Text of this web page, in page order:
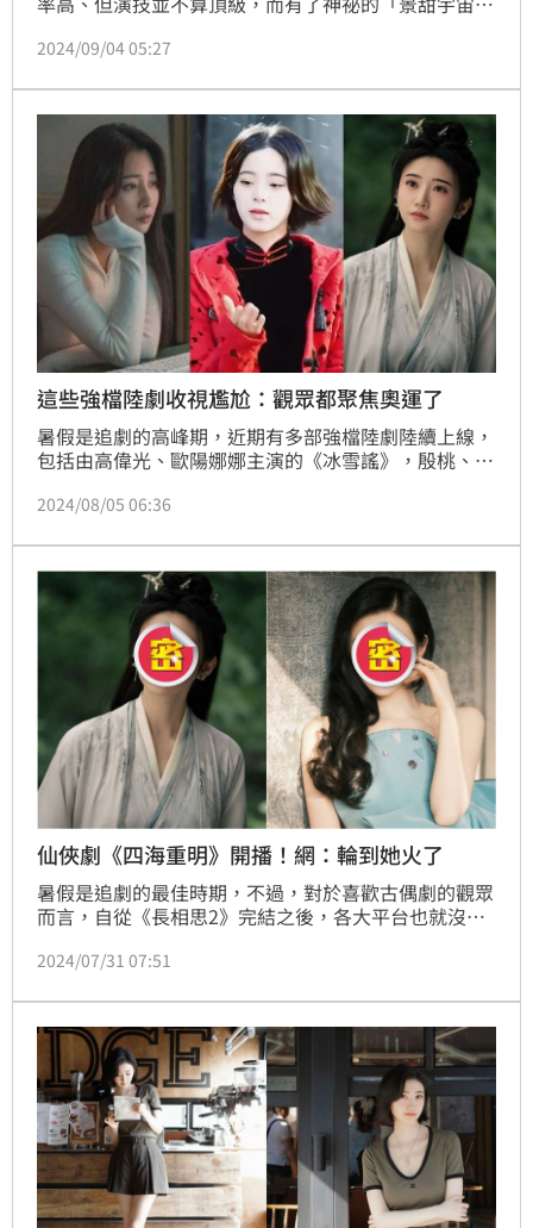
雜誌時擺排場以及遲到等行為。
2024/09/04 05:27
這些強檔陸劇收視尷尬：觀眾都聚焦奧運了
暑假是追劇的高峰期，近期有多部強檔陸劇陸續上線，
包括由高偉光、歐陽娜娜主演的《冰雪謠》，殷桃、郭
明》等，播放成績都非常尷尬；很顯然地，在奧運期間
期的。（記者唐家興）
2024/08/05 06:36
仙俠劇《四海重明》開播！網：輪到她火了
暑假是追劇的最佳時期，不過，對於喜歡古偶劇的觀眾
而言，自從《長相思2》完結之後，各大平台也就沒有
醉春風》為大家解饞，所以此時急需一部演技和顏值都
《四海重明》正好可以滿足廣大觀眾的需求。（記者唐
家興）
2024/07/31 07:51